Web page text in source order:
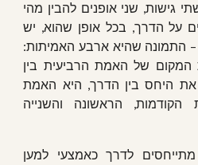
גישות, שני אופנים להבין מהי
על הדרך, בכל אופן שהוא, יש
– התמונה שהיא ארבע האמיתות:
המקום של האמת הרביעית בין
היחס בין הדרך, היא האמת
הקודמות, הראשונה והשנייה
לדרך כאמצעי למען